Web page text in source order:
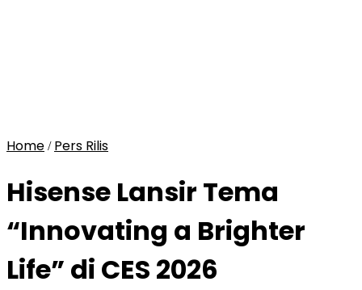
Home / Pers Rilis
Hisense Lansir Tema
“Innovating a Brighter
Life” di CES 2026